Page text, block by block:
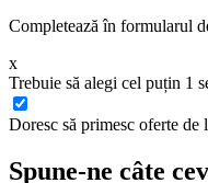
Completează în formularul
x
Trebuie să alegi cel puțin 1
Doresc să primesc oferte
Spune-ne câte